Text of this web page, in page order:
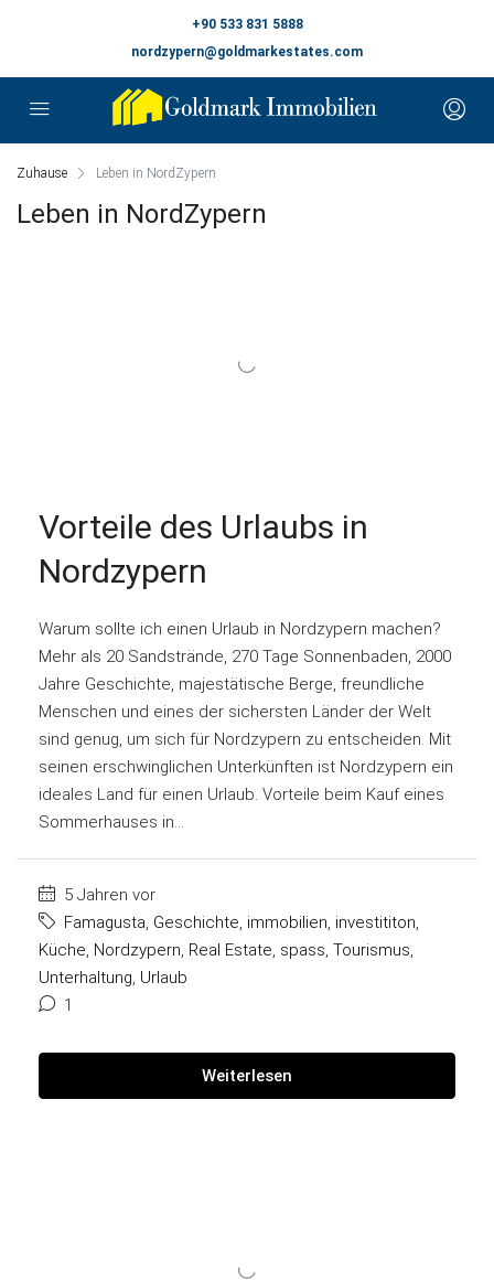
+90 533 831 5888
nordzypern@goldmarkestates.com
Zuhause Leben in NordZypern
Leben in NordZypern
Vorteile des Urlaubs in
Nordzypern
Warum sollte ich einen Urlaub in Nordzypern machen?
Mehr als 20 Sandstrände, 270 Tage Sonnenbaden, 2000
Jahre Geschichte, majestätische Berge, freundliche
Menschen und eines der sichersten Länder der Welt
sind genug, um sich für Nordzypern zu entscheiden. Mit
seinen erschwinglichen Unterkünften ist Nordzypern ein
ideales Land für einen Urlaub. Vorteile beim Kauf eines
Sommerhauses in...
5 Jahren vor
Famagusta, Geschichte, immobilien, investititon,
Küche, Nordzypern, Real Estate, spass, Tourismus,
Unterhaltung, Urlaub
1
Weiterlesen